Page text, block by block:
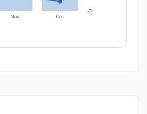
Nov Dec
-7°